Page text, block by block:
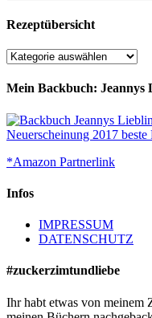
Rezeptübersicht
Rezeptübersicht
Mein Backbuch: Jeannys
*Amazon Partnerlink
Infos
IMPRESSUM
DATENSCHUTZ
#zuckerzimtundliebe
Ihr habt etwas von meinem